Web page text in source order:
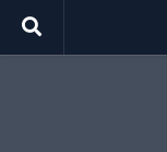
Skip to content